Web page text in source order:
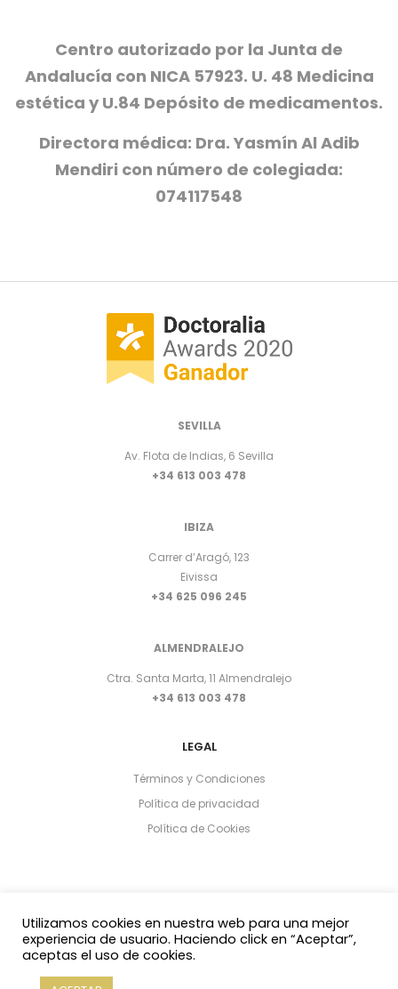
Centro autorizado por la Junta de
Andalucía con NICA 57923. U. 48 Medicina
estética y U.84 Depósito de medicamentos.
Directora médica: Dra. Yasmín Al Adib
Mendiri con número de colegiada:
074117548
SEVILLA
Av. Flota de Indias, 6 Sevilla
+34 613 003 478
IBIZA
Carrer d’Aragó, 123
Eivissa
+34 625 096 245
ALMENDRALEJO
Ctra. Santa Marta, 11 Almendralejo
+34 613 003 478
LEGAL
Términos y Condiciones
Política de privacidad
Política de Cookies
Utilizamos cookies en nuestra web para una mejor
experiencia de usuario. Haciendo click en “Aceptar”,
aceptas el uso de cookies.